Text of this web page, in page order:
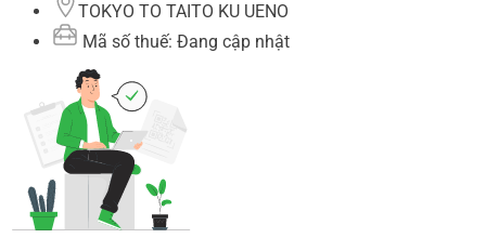
TOKYO TO TAITO KU UENO
Mã số thuế: Đang cập nhật